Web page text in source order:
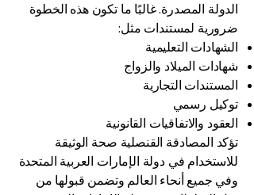
الدولة المصدرة. غالبًا ما تكون هذه الخطوة
ضرورية لمستندات مثل:
الشهادات التعليمية
شهادات الميلاد والزواج
المستندات التجارية
توكيل رسمي
العقود والاتفاقيات القانونية
تؤكد المصادقة القنصلية صحة الوثيقة
للاستخدام في دولة الإمارات العربية المتحدة
وفي جميع أنحاء العالم وتضمن قبولها من